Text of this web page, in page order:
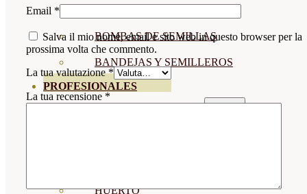
BOMBAS DE SEMILLAS
BANDEJAS Y SEMILLEROS
PROFESIONALES
HUERTO
Email *
Salva il mio nome, email e sito web in questo browser per la
prossima volta che commento.
La tua valutazione*
La tua recensione *